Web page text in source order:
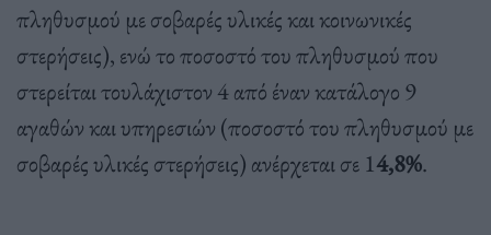
πληθυσμού με σοβαρές υλικές και κοινωνικές
στερήσεις), ενώ το ποσοστό του πληθυσμού που
στερείται τουλάχιστον 4 από έναν κατάλογο 9
αγαθών και υπηρεσιών (ποσοστό του πληθυσμού με
σοβαρές υλικές στερήσεις) ανέρχεται σε 14,8%.